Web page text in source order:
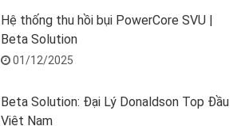
Hệ thống thu hồi bụi PowerCore SVU |
Beta Solution
01/12/2025
Beta Solution: Đại Lý Donaldson Top Đầu
Việt Nam